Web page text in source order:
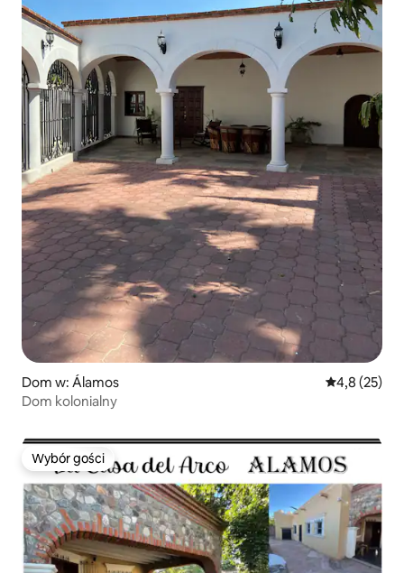
Dom w: Álamos Średnia
4,8 (25)
Dom kolonialny
Wybór gości
Wybór gości